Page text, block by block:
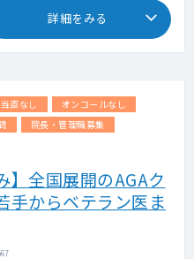
詳細をみる
当直なし
オンコールなし
院長・管理職募集
】全国展開のAGAク
手からベテラン医ま